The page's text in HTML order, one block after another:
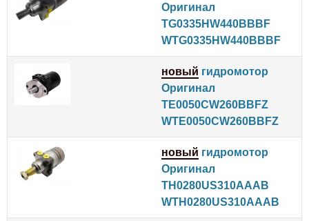
Оригинал
TG0335HW440BBBF
WTG0335HW440BBBF
новый гидромотор
Оригинал
TE0050CW260BBFZ
WTE0050CW260BBFZ
новый гидромотор
Оригинал
TH0280US310AAAB
WTH0280US310AAAB